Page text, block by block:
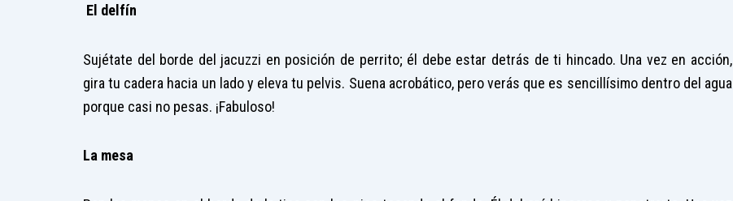
El delfín
Sujétate del borde del jacuzzi en posición de perrito; él debe estar detrás de ti hincado. Una vez en acción,
gira tu cadera hacia un lado y eleva tu pelvis. Suena acrobático, pero verás que es sencillísimo dentro del agua
porque casi no pesas. ¡Fabuloso!
La mesa